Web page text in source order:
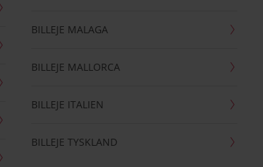
BILLEJE MALAGA
BILLEJE MALLORCA
BILLEJE ITALIEN
BILLEJE TYSKLAND